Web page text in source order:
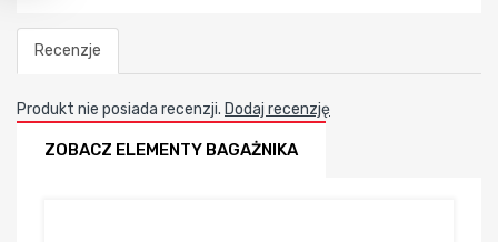
Recenzje
Produkt nie posiada recenzji. Dodaj recenzję
ZOBACZ ELEMENTY BAGAŻNIKA